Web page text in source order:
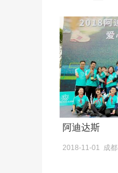
阿迪达斯
2018-11-01 成都